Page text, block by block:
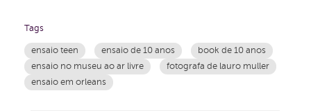
Tags
ensaio teen ensaio de 10 anos
book de 10 anos
ensaio no museu ao ar livre
fotografa de lauro muller
ensaio em orleans